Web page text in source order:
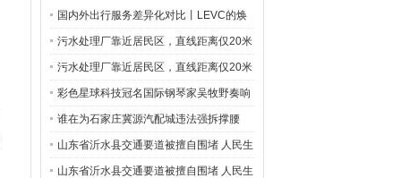
国内外出行服务差异化对比丨LEVC的焕
然新
污水处理厂靠近居民区，直线距离仅20米
污水处理厂靠近居民区，直线距离仅20米
彩色星球科技冠名国际钢琴家吴牧野奏响
谁在为石家庄冀源汽配城违法强拆撑腰
山东省沂水县交通要道被擅自围堵 人民生
山东省沂水县交通要道被擅自围堵 人民生